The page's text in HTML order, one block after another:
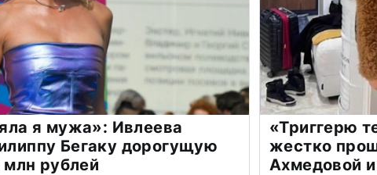
я мужа»: Ивлеева
Бегаку дорогущую
млн рублей
«Триггерю
жестко
Ахмедовой